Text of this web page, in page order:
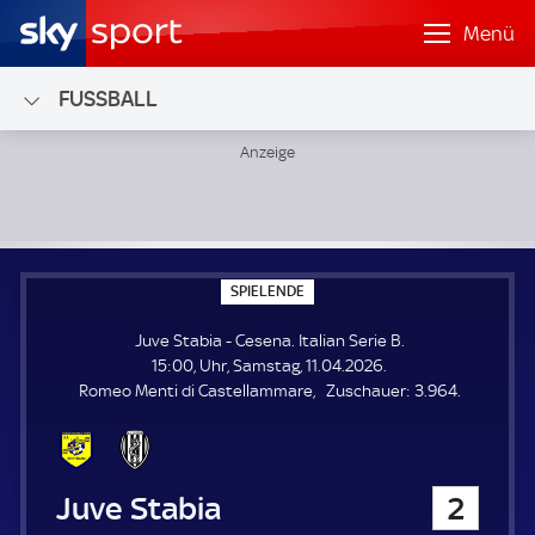
Menü
FUSSBALL
SPIELENDE
P
E
L
E
N
Juve Stabia - Cesena. Italian Serie B.
15:00, Uhr, Samstag, 11.04.2026.
Romeo Menti di Castellammare
Zuschauer: Z
3.964.
Juve Stabia 2